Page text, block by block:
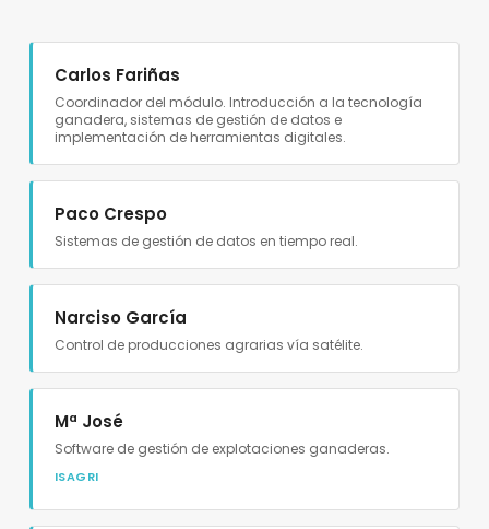
Carlos Fariñas
Coordinador del módulo. Introducción a la tecnología
ganadera, sistemas de gestión de datos e
implementación de herramientas digitales.
Paco Crespo
Sistemas de gestión de datos en tiempo real.
Narciso García
Control de producciones agrarias vía satélite.
Mª José
Software de gestión de explotaciones ganaderas.
ISAGRI